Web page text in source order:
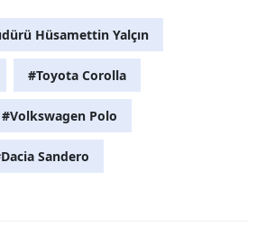
Hüsamettin Yalçın
#Toyota Corolla
#Volkswagen Polo
Sandero